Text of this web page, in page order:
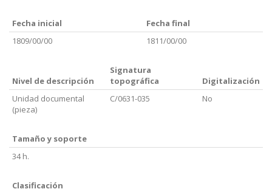
Fecha inicial
Fecha final
1809/00/00
1811/00/00
Nivel de descripción
Signatura
topográfica
Digitalización
Unidad documental
(pieza)
C/0631-035 No
Tamaño y soporte
34 h.
Clasificación